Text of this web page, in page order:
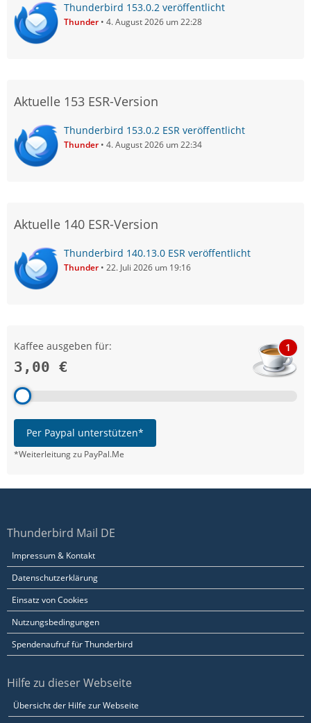
Thunderbird 153.0.2 veröffentlicht
Thunder 4. August 2026 um 22:28
Aktuelle 153 ESR-Version
Thunderbird 153.0.2 ESR veröffentlicht
Thunder 4. August 2026 um 22:34
Aktuelle 140 ESR-Version
Thunderbird 140.13.0 ESR veröffentlicht
Thunder 22. Juli 2026 um 19:16
Kaffee ausgeben für:
3,00 €
1
Per Paypal unterstützen*
*Weiterleitung zu PayPal.Me
Thunderbird Mail DE
Impressum & Kontakt
Datenschutzerklärung
Einsatz von Cookies
Nutzungsbedingungen
Spendenaufruf für Thunderbird
Hilfe zu dieser Webseite
Übersicht der Hilfe zur Webseite